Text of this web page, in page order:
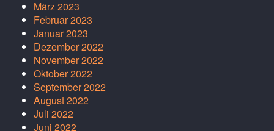
März 2023
Februar 2023
Januar 2023
Dezember 2022
November 2022
Oktober 2022
September 2022
August 2022
Juli 2022
Juni 2022